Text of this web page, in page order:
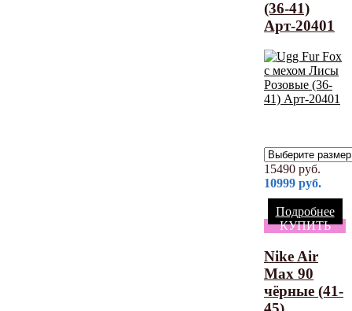
(36-41)
Арт-20401
15490 руб.
10999 руб.
Подробнее
КУПИТЬ
Nike Air
Max 90
чёрные (41-